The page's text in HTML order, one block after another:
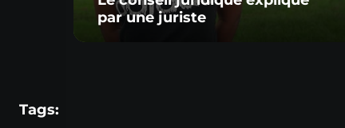
par une juriste
Tags: